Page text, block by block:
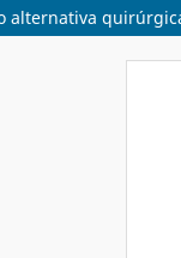
alternativa